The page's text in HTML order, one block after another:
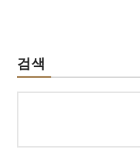
검색